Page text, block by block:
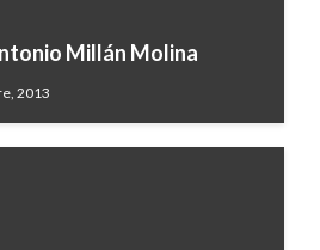
Millán Molina
2013